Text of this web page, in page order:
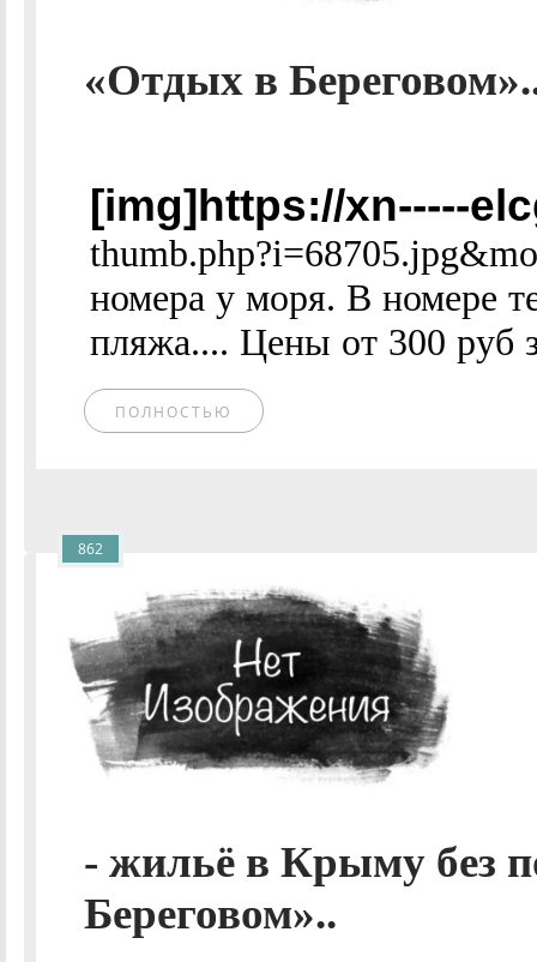
«Отдых в
[img]https://xn-----
номера у моря. В номере
пляжа.... Цены от 300 руб
ПОЛНОСТЬЮ
- жильё в Крыму без
Береговом»..
862